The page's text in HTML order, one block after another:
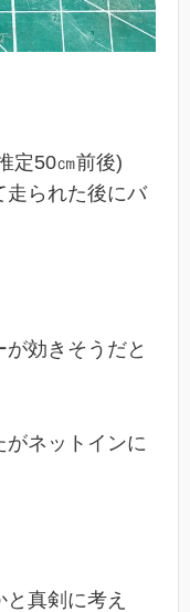
定50㎝前後)
走られた後にバ
効きそうだと
がネットインに
真剣に考え